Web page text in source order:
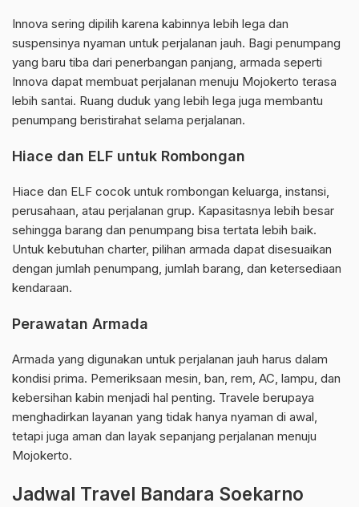
Innova sering dipilih karena kabinnya lebih lega dan
suspensinya nyaman untuk perjalanan jauh. Bagi penumpang
yang baru tiba dari penerbangan panjang, armada seperti
Innova dapat membuat perjalanan menuju Mojokerto terasa
lebih santai. Ruang duduk yang lebih lega juga membantu
penumpang beristirahat selama perjalanan.
Hiace dan ELF untuk Rombongan
Hiace dan ELF cocok untuk rombongan keluarga, instansi,
perusahaan, atau perjalanan grup. Kapasitasnya lebih besar
sehingga barang dan penumpang bisa tertata lebih baik.
Untuk kebutuhan charter, pilihan armada dapat disesuaikan
dengan jumlah penumpang, jumlah barang, dan ketersediaan
kendaraan.
Perawatan Armada
Armada yang digunakan untuk perjalanan jauh harus dalam
kondisi prima. Pemeriksaan mesin, ban, rem, AC, lampu, dan
kebersihan kabin menjadi hal penting. Travele berupaya
menghadirkan layanan yang tidak hanya nyaman di awal,
tetapi juga aman dan layak sepanjang perjalanan menuju
Mojokerto.
Jadwal Travel Bandara Soekarno